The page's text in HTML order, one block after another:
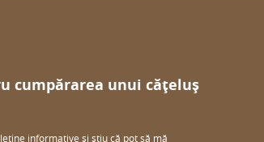
cumpărarea unui cățeluș
informative și știu că pot să mă